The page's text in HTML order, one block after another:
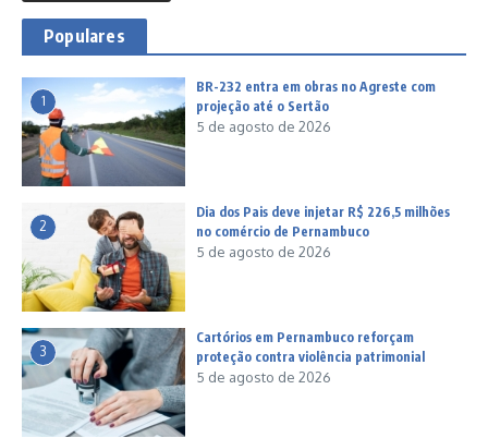
Populares
1
BR-232 entra em obras no Agreste com
projeção até o Sertão
5 de agosto de 2026
2
Dia dos Pais deve injetar R$ 226,5 milhões
no comércio de Pernambuco
5 de agosto de 2026
3
Cartórios em Pernambuco reforçam
proteção contra violência patrimonial
5 de agosto de 2026